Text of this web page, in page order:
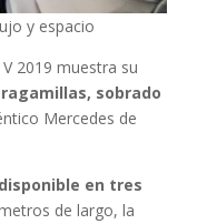
y espacio
2019 muestra su
sobrado
Mercedes de
en tres
de largo, la